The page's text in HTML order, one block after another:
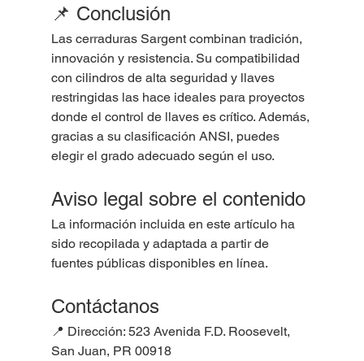
📌 Conclusión
Las cerraduras Sargent combinan tradición,
innovación y resistencia. Su compatibilidad
con cilindros de alta seguridad y llaves
restringidas las hace ideales para proyectos
donde el control de llaves es crítico. Además,
gracias a su clasificación ANSI, puedes
elegir el grado adecuado según el uso.
Aviso legal sobre el contenido
La información incluida en este artículo ha
sido recopilada y adaptada a partir de
fuentes públicas disponibles en línea.
Contáctanos
📍 Dirección: 523 Avenida F.D. Roosevelt,
San Juan, PR 00918